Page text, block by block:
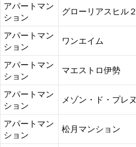
アパートマン
ション
グローリアスヒル２
アパートマン
ション
ワンエイム
アパートマン
ション
マエストロ伊勢
アパートマン
ション
メゾン・ド・プレヌ
アパートマン
ション
松月マンション